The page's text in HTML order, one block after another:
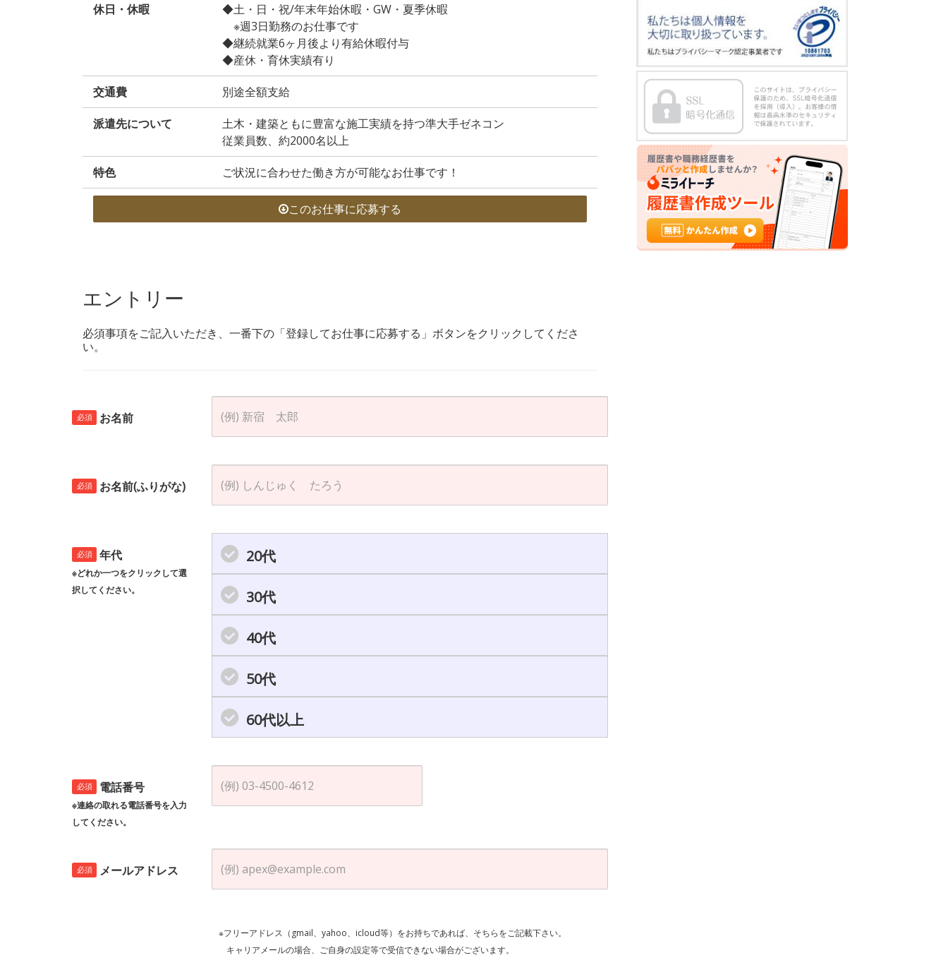
休日・休暇
◆土・日・祝/年末年始休暇・GW・夏季休暇
※週3日勤務のお仕事です
◆継続就業6ヶ月後より有給休暇付与
◆産休・育休実績有り
交通費 別途全額支給
派遣先について
土木・建築ともに豊富な施工実績を持つ準大手ゼネコン
従業員数、約2000名以上
特色 ご状況に合わせた働き方が可能なお仕事です！
このお仕事に応募する
エントリー
必須事項をご記入いただき、一番下の「登録してお仕事に応募する」ボタンをクリックしてくださ
い。
必須 お名前
必須 お名前(ふりがな)
必須 年代
※どれか一つをクリックして選
択してください。
20代
30代
40代
50代
60代以上
必須 電話番号
※連絡の取れる電話番号を入力
してください。
必須 メールアドレス
※フリーアドレス（gmail、yahoo、icloud等）をお持ちであれば、そちらをご記載下さい。
キャリアメールの場合、ご自身の設定等で受信できない場合がございます。